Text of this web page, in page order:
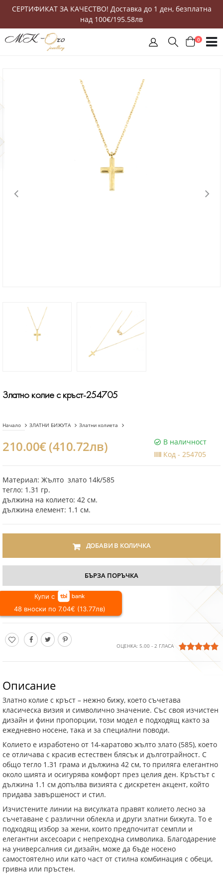
СЕРТИФИКАТ ЗА КАЧЕСТВО! Доставка до 1 ден, безплатна
над 100€/195.58лв
0
Златно колие с кръст-254705
Начало ЗЛАТНИ БИЖУТА Златни колиета
210.00€ (410.72лв)
В наличност
Код -254705
Материал: Жълто злато 14k/585
тегло: 1.31 гр.
дължина на колието: 42 см.
дължина елемент: 1.1 см.
ДОБАВИ В КОЛИЧКА
БЪРЗА ПОРЪЧКА
Купи с
48 вноски по 7.04€ (13.77лв)
ОЦЕНКА: 5.00 - 2 ГЛАСА
Описание
Златно колие с кръст – нежно бижу, което съчетава
класическа визия и символично значение. Със своя изчистен
дизайн и фини пропорции, този модел е подходящ както за
ежедневно носене, така и за специални поводи.
Колието е изработено от 14-каратово жълто злато (585), което
се отличава с красив естествен блясък и дълготрайност. С
общо тегло 1.31 грама и дължина 42 см, то приляга елегантно
около шията и осигурява комфорт през целия ден. Кръстът с
дължина 1.1 см допълва визията с дискретен акцент, който
придава завършеност и стил.
Изчистените линии на висулката правят колието лесно за
съчетаване с различни облекла и други златни бижута. То е
подходящ избор за жени, които предпочитат семпли и
елегантни аксесоари с непреходна символика. Благодарение
на универсалния си дизайн, може да бъде носено
самостоятелно или като част от стилна комбинация с обеци,
гривна или пръстен.